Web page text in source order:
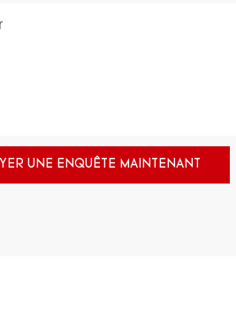
UNE ENQUÊTE MAINTENANT